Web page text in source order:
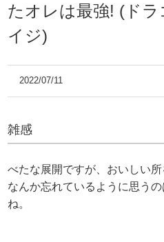
たオレは最強! (ド
イジ)
2022/07/11
雑感
べたな展開ですが、おいしい所
なんか忘れているように思う
ね。